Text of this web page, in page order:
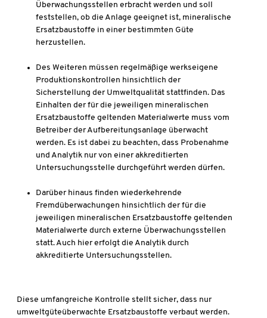
Überwachungsstellen erbracht werden und soll
feststellen, ob die Anlage geeignet ist, mineralische
Ersatzbaustoffe in einer bestimmten Güte
herzustellen.
Des Weiteren müssen regelmäßige werkseigene
Produktionskontrollen hinsichtlich der
Sicherstellung der Umweltqualität stattfinden. Das
Einhalten der für die jeweiligen mineralischen
Ersatzbaustoffe geltenden Materialwerte muss vom
Betreiber der Aufbereitungsanlage überwacht
werden. Es ist dabei zu beachten, dass Probenahme
und Analytik nur von einer akkreditierten
Untersuchungsstelle durchgeführt werden dürfen.
Darüber hinaus finden wiederkehrende
Fremdüberwachungen hinsichtlich der für die
jeweiligen mineralischen Ersatzbaustoffe geltenden
Materialwerte durch externe Überwachungsstellen
statt. Auch hier erfolgt die Analytik durch
akkreditierte Untersuchungsstellen.
Diese umfangreiche Kontrolle stellt sicher, dass nur
umweltgüteüberwachte Ersatzbaustoffe verbaut werden.